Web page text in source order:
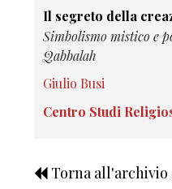
Il segreto della
Simbolismo mistico e
Qabbalah
Giulio Busi
Centro Studi
Torna all'archivio